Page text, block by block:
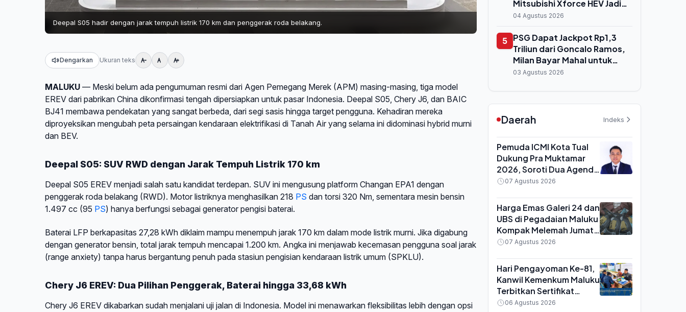
Deepal S05 hadir dengan jarak tempuh listrik 170 km dan penggerak roda belakang.
Dengarkan Ukuran teks
MALUKU — Meski belum ada pengumuman resmi dari Agen Pemegang Merek (APM) masing-masing, tiga model
EREV dari pabrikan China dikonfirmasi tengah dipersiapkan untuk pasar Indonesia. Deepal S05, Chery J6, dan BAIC
BJ41 membawa pendekatan yang sangat berbeda, dari segi sasis hingga target pengguna. Kehadiran mereka
diproyeksikan mengubah peta persaingan kendaraan elektrifikasi di Tanah Air yang selama ini didominasi hybrid murni
dan BEV.
Deepal S05: SUV RWD dengan Jarak Tempuh Listrik 170 km
Deepal S05 EREV menjadi salah satu kandidat terdepan. SUV ini mengusung platform Changan EPA1 dengan
penggerak roda belakang (RWD). Motor listriknya menghasilkan 218 PS dan torsi 320 Nm, sementara mesin bensin
1.497 cc (95 PS) hanya berfungsi sebagai generator pengisi baterai.
Baterai LFP berkapasitas 27,28 kWh diklaim mampu menempuh jarak 170 km dalam mode listrik murni. Jika digabung
dengan generator bensin, total jarak tempuh mencapai 1.200 km. Angka ini menjawab kecemasan pengguna soal jarak
(range anxiety) tanpa harus bergantung penuh pada stasiun pengisian kendaraan listrik umum (SPKLU).
Chery J6 EREV: Dua Pilihan Penggerak, Baterai hingga 33,68 kWh
Chery J6 EREV dikabarkan sudah menjalani uji jalan di Indonesia. Model ini menawarkan fleksibilitas lebih dengan opsi
Mitsubishi Xforce HEV Jadi
Primadona Pengunjung
04 Agustus 2026
5 PSG Dapat Jackpot Rp1,3
Triliun dari Goncalo Ramos,
Milan Bayar Mahal untuk
Striker Cadangan
03 Agustus 2026
Daerah Indeks
Pemuda ICMI Kota Tual
Dukung Pra Muktamar
2026, Soroti Dua Agenda
Besar untuk Maluku:
Ketahanan Pangan
07 Agustus 2026
Harga Emas Galeri 24 dan
UBS di Pegadaian Maluku
Kompak Melemah Jumat
7 Agustus 2026, Berikut
07 Agustus 2026
Hari Pengayoman Ke-81,
Kanwil Kemenkum Maluku
Terbitkan Sertifikat
Perseroan Perorangan
06 Agustus 2026